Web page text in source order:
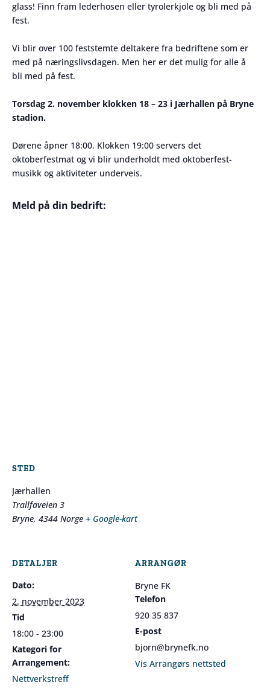
glass! Finn fram lederhosen eller tyrolerkjole og bli med på
fest.
Vi blir over 100 feststemte deltakere fra bedriftene som er
med på næringslivsdagen. Men her er det mulig for alle å
bli med på fest.
Torsdag 2. november klokken 18 – 23 i Jærhallen på Bryne
stadion.
Dørene åpner 18:00. Klokken 19:00 servers det
oktoberfestmat og vi blir underholdt med oktoberfest-
musikk og aktiviteter underveis.
Meld på din bedrift:
DETALJER
Dato:
2. november 2023
Tid
18:00 - 23:00
Kategori for
Arrangement:
Nettverkstreff
ARRANGØR
Bryne FK
Telefon
920 35 837
E-post
bjorn@brynefk.no
Vis Arrangørs nettsted
STED
Jærhallen
Trallfaveien 3
Bryne, 4344 Norge + Google-kart